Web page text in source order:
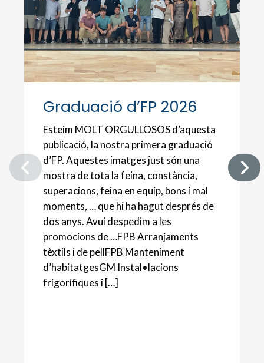
Graduació d’FP 2026
Esteim MOLT ORGULLOSOS d’aquesta
publicació, la nostra primera graduació
d’FP. Aquestes imatges just són una
mostra de tota la feina, constància,
superacions, feina en equip, bons i mal
moments, … que hi ha hagut després de
dos anys. Avui despedim a les
promocions de …FPB Arranjaments
tèxtils i de pellFPB Manteniment
d’habitatgesGM Instal•lacions
frigorífiques i […]